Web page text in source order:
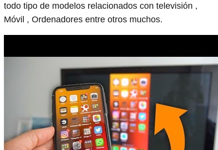
todo tipo de modelos relacionados con televisión ,
Móvil , Ordenadores entre otros muchos.